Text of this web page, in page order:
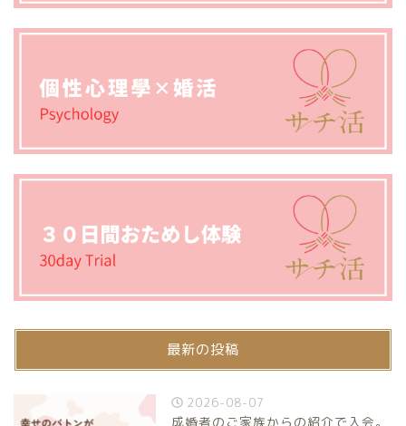
最新の投稿
2026-08-07
成婚者のご家族からの紹介で入会。